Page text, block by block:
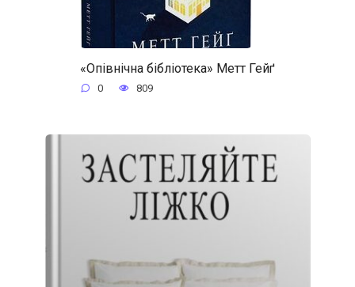
«Опівнічна бібліотека» Метт Гейґ
0 809